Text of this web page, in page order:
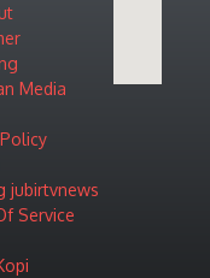
Media
jubirtvnews
Service